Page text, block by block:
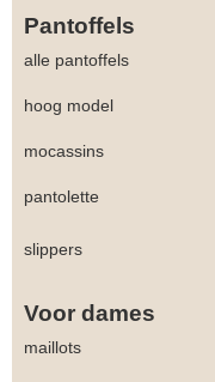
Pantoffels
alle pantoffels
hoog model
mocassins
pantolette
slippers
Voor dames
maillots